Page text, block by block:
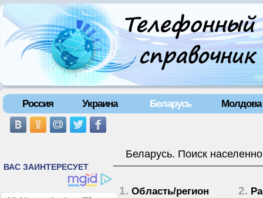
Россия Украина Беларусь Молдова
Беларусь. Поиск
1. Область/регион 2.